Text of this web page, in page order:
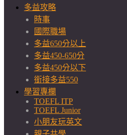
多益攻略
時事
國際職場
多益650分以上
多益450-650分
多益450分以下
銜接多益550
學習專欄
TOEFL ITP
TOEFL Junior
小朋友玩英文